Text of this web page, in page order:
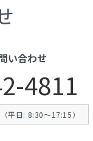
い合わせ
4811
平日: 8:30〜17:15）